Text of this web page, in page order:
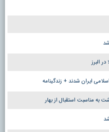
البرز
ایران شدند + زندگینامه
مناسبت استقبال از بهار